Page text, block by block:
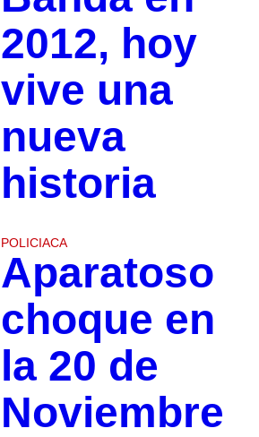
2012, hoy
vive una
nueva
historia
POLICIACA
Aparatoso
choque en
la 20 de
Noviembre